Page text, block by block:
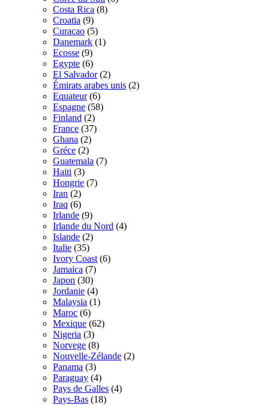
Costa Rica (8)
Croatia (9)
Curaçao (5)
Danemark (1)
Ecosse (9)
Egypte (6)
El Salvador (2)
Émirats arabes unis (2)
Equateur (6)
Espagne (58)
Finland (2)
France (37)
Ghana (2)
Gréce (2)
Guatemala (7)
Haiti (3)
Hongrie (7)
Iran (2)
Iraq (6)
Irlande (9)
Irlande du Nord (4)
Islande (2)
Italie (35)
Ivory Coast (6)
Jamaica (7)
Japon (30)
Jordanie (4)
Malaysia (1)
Maroc (6)
Mexique (62)
Nigeria (3)
Norvege (8)
Nouvelle-Zélande (2)
Panama (3)
Paraguay (4)
Pays de Galles (4)
Pays-Bas (18)